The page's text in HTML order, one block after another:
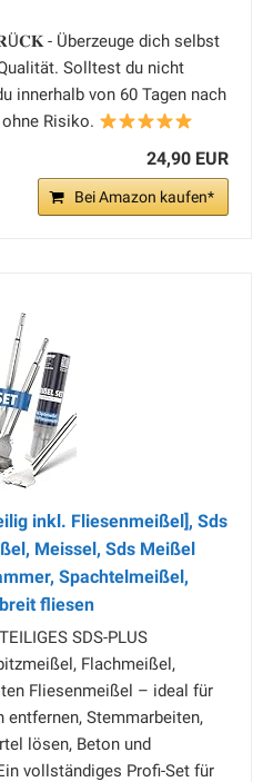
- Überzeuge dich selbst
Solltest du nicht
innerhalb von 60 Tagen nach
Risiko.
24,90 EUR
Bei Amazon kaufen*
inkl. Fliesenmeißel], Sds
Meissel, Sds Meißel
Spachtelmeißel,
fliesen
SDS-PLUS
Flachmeißel,
Fliesenmeißel – ideal für
entfernen, Stemmarbeiten,
lösen, Beton und
vollständiges Profi-Set für